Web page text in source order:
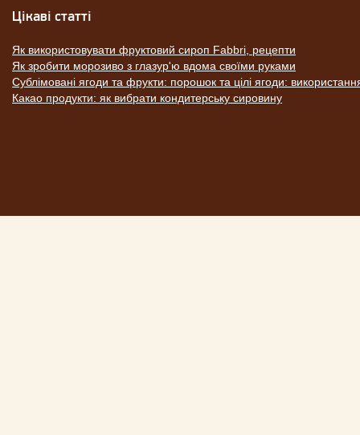
Цікаві статті
Як використовувати фруктовий сироп Fabbri, рецепти
Як зробити морозиво з глазур'ю вдома своїми руками
Сублімовані ягоди та фрукти: порошок та цілі ягоди:
Какао продукти: як вибрати кондитерську сировину